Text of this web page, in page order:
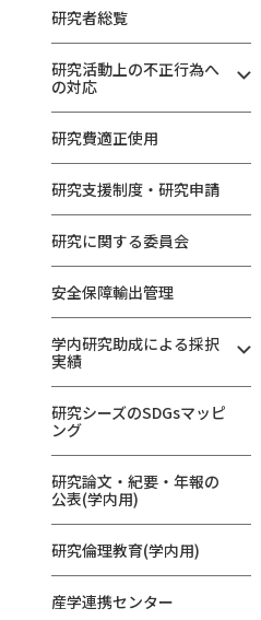
研究者総覧
研究活動上の不正行為へ
の対応
研究費適正使用
研究支援制度・研究申請
研究に関する委員会
安全保障輸出管理
学内研究助成による採択
実績
研究シーズのSDGsマッピ
ング
研究論文・紀要・年報の
公表(学内用)
研究倫理教育(学内用)
産学連携センター